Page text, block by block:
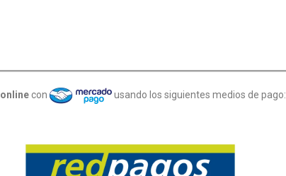
online con usando los siguientes medios de pago: